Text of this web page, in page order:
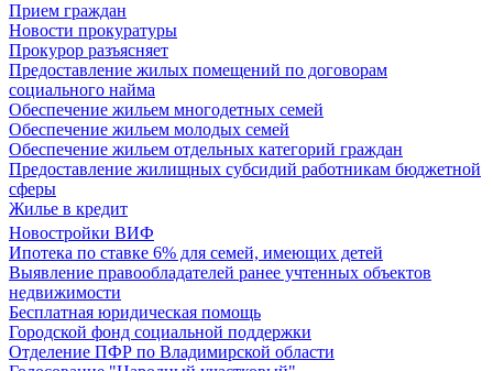
Прием граждан
Новости прокуратуры
Прокурор разъясняет
Предоставление жилых помещений по договорам
социального найма
Обеспечение жильем многодетных семей
Обеспечение жильем молодых семей
Обеспечение жильем отдельных категорий граждан
Предоставление жилищных субсидий работникам бюджетной
сферы
Жилье в кредит
Новостройки ВИФ
Ипотека по ставке 6% для семей, имеющих детей
Выявление правообладателей ранее учтенных объектов
недвижимости
Бесплатная юридическая помощь
Городской фонд социальной поддержки
Отделение ПФР по Владимирской области